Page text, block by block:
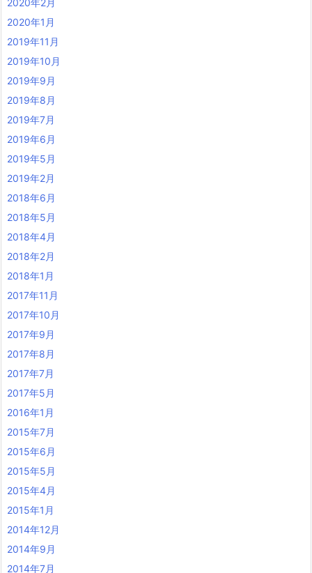
2020年2月
2020年1月
2019年11月
2019年10月
2019年9月
2019年8月
2019年7月
2019年6月
2019年5月
2019年2月
2018年6月
2018年5月
2018年4月
2018年2月
2018年1月
2017年11月
2017年10月
2017年9月
2017年8月
2017年7月
2017年5月
2016年1月
2015年7月
2015年6月
2015年5月
2015年4月
2015年1月
2014年12月
2014年9月
2014年7月